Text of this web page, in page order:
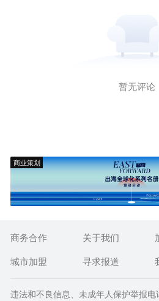
暂无评论
商业策划
商务合作 关于我们
城市加盟
寻求报道
违法和不良信息、未成年人保护举报